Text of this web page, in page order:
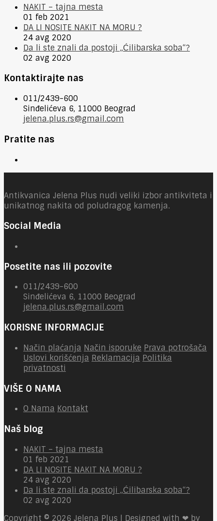
NAKIT – tajna mesta
01 feb 2021
DA LI NOSITE NAKIT NA MORU ?
24 avg 2020
Da li ste znali da postoji „Ćilibarska soba“?
02 avg 2020
Kontaktirajte nas
011/2439-600
Sinđelićeva 6, 11000 Beograd
jelena.plus.rs@gmail.com
Pratite nas
Antikvanica Jelena Plus nudi veliki izbor antikviteta i
unikatnog nakita od poludragog kamenja.
Social Media
Posetite nas ili pozovite
011/2439-600
Sinđelićeva 6, 11000 Beograd
jelena.plus.rs@gmail.com
KORISNE INFORMACIJE
Način plaćanja Način isporuke Prava potrošača
Uslovi korišćenja Reklamacija Politika
privatnosti
VIŠE O NAMA
O Nama Kontakt
Naš blog
NAKIT – tajna mesta
01 feb 2021
DA LI NOSITE NAKIT NA MORU ?
24 avg 2020
Da li ste znali da postoji „Ćilibarska soba“?
02 avg 2020
Copyright © 2026 Jelena Plus | Designed with ❤ by